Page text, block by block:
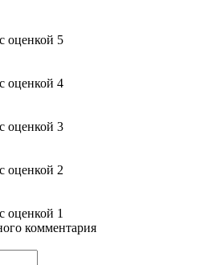
оценкой 5
оценкой 4
оценкой 3
оценкой 2
оценкой 1
комментария